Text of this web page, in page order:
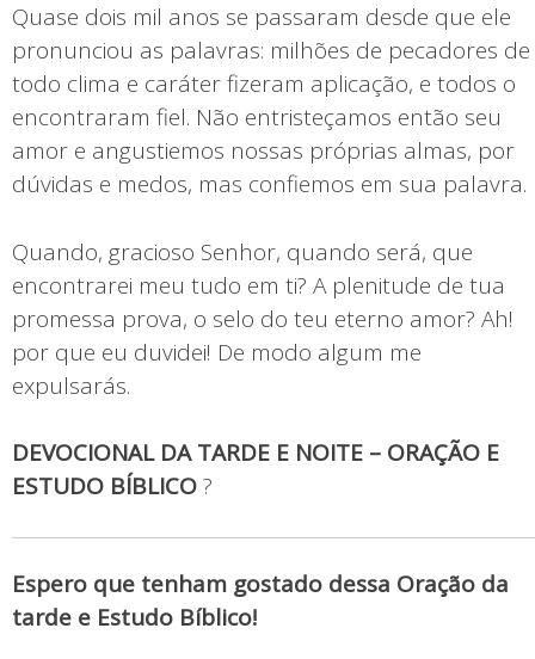
Quase dois mil anos se passaram desde que ele
pronunciou as palavras: milhões de pecadores de
todo clima e caráter fizeram aplicação, e todos o
encontraram fiel. Não entristeçamos então seu
amor e angustiemos nossas próprias almas, por
dúvidas e medos, mas confiemos em sua palavra.
Quando, gracioso Senhor, quando será, que
encontrarei meu tudo em ti? A plenitude de tua
promessa prova, o selo do teu eterno amor? Ah!
por que eu duvidei! De modo algum me
expulsarás.
DEVOCIONAL DA TARDE E NOITE – ORAÇÃO E
ESTUDO BÍBLICO?
Espero que tenham gostado dessa Oração da
tarde e Estudo Bíblico!